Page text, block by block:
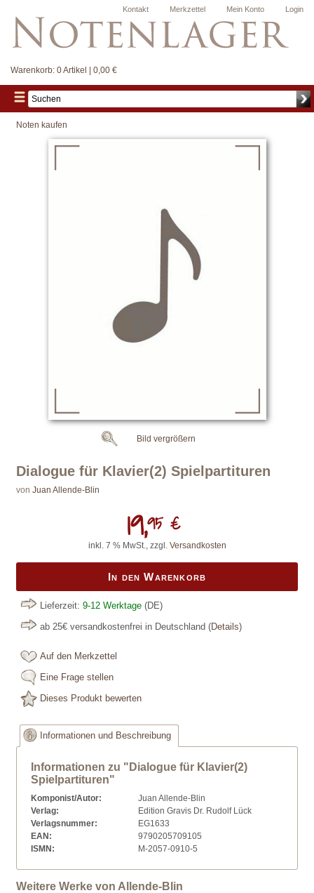
Login
Mein Konto
Merkzettel
Kontakt
Warenkorb: 0 Artikel | 0,00 €
Noten kaufen
Dialogue für Klavier(2) Spielpartituren
von Juan Allende-Blin
19,95 €
inkl. 7 % MwSt., zzgl. Versandkosten
In den Warenkorb
Lieferzeit: 9-12 Werktage (DE)
ab 25€ versandkostenfrei in Deutschland (Details)
Auf den Merkzettel
Eine Frage stellen
Dieses Produkt bewerten
Bild vergrößern
Informationen und Beschreibung
Informationen zu "Dialogue für Klavier(2)
Spielpartituren"
Komponist/Autor:
Juan Allende-Blin
Verlag:
Edition Gravis Dr. Rudolf Lück
Verlagsnummer:
EG1633
EAN:
9790205709105
ISMN:
M-2057-0910-5
Weitere Werke von Allende-Blin